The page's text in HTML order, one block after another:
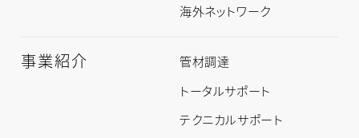
海外ネットワーク
事業紹介 事
紹
介
ッ
管材調達
トータルサポート
テクニカルサポート